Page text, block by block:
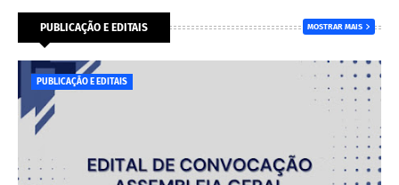
PUBLICAÇÃO E EDITAIS MOSTRAR MAIS
PUBLICAÇÃO E EDITAIS